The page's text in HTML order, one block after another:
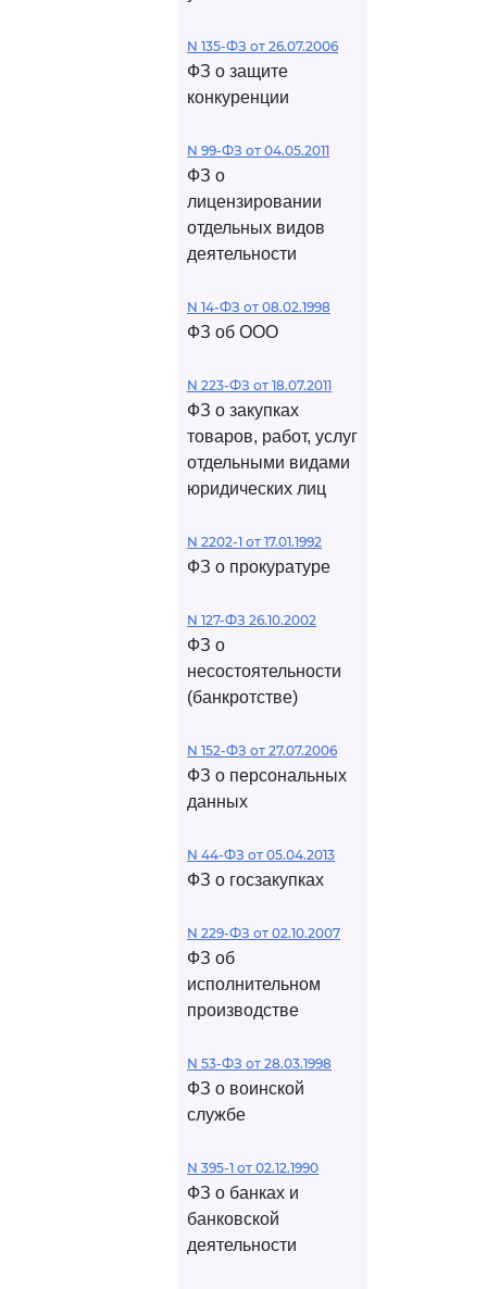
N 135-ФЗ от 26.07.2006
ФЗ о защите
конкуренции
N 99-ФЗ от 04.05.2011
ФЗ о
лицензировании
отдельных видов
деятельности
N 14-ФЗ от 08.02.1998
ФЗ об ООО
N 223-ФЗ от 18.07.2011
ФЗ о закупках
товаров, работ, услуг
отдельными видами
юридических лиц
N 2202-1 от 17.01.1992
ФЗ о прокуратуре
N 127-ФЗ 26.10.2002
ФЗ о
несостоятельности
(банкротстве)
N 152-ФЗ от 27.07.2006
ФЗ о персональных
данных
N 44-ФЗ от 05.04.2013
ФЗ о госзакупках
N 229-ФЗ от 02.10.2007
ФЗ об
исполнительном
производстве
N 53-ФЗ от 28.03.1998
ФЗ о воинской
службе
N 395-1 от 02.12.1990
ФЗ о банках и
банковской
деятельности